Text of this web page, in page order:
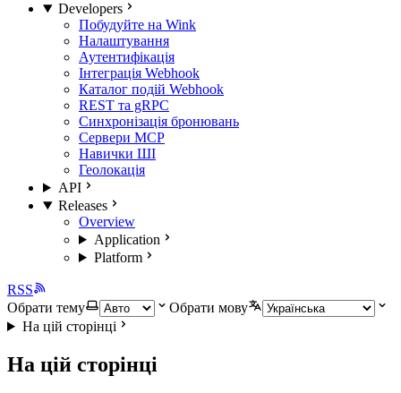
Developers
Побудуйте на Wink
Налаштування
Аутентифікація
Інтеграція Webhook
Каталог подій Webhook
REST та gRPC
Синхронізація бронювань
Сервери MCP
Навички ШІ
Геолокація
API
Releases
Overview
Application
Platform
RSS
Обрати тему
Обрати мову
На цій сторінці
На цій сторінці